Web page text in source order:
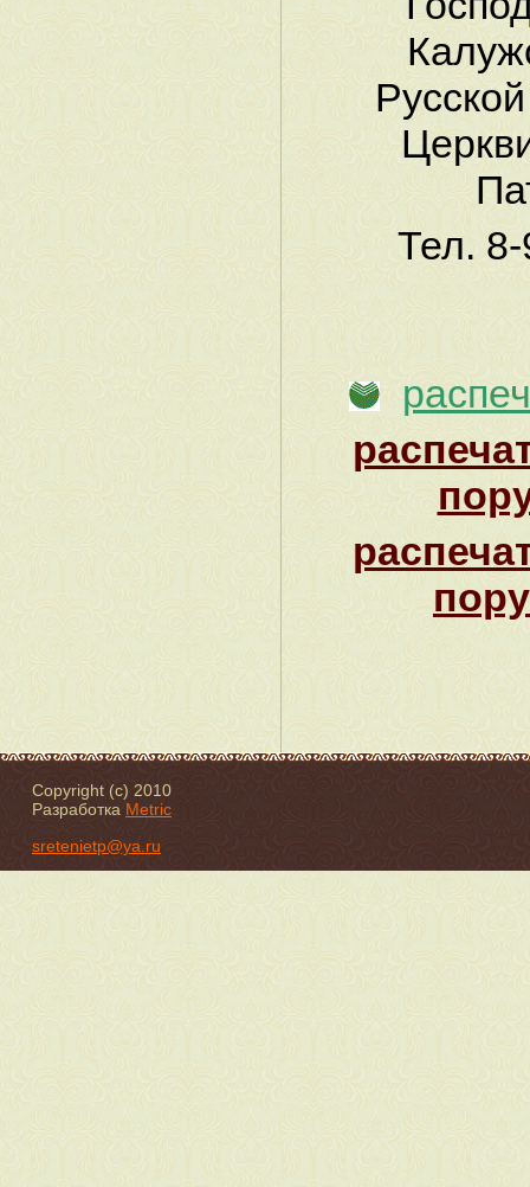
Тел.
Copyright (c) 2010
Разработка Metric
sretenietp@ya.ru